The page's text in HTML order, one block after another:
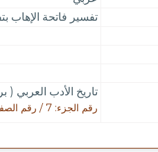
تفسير فاتحة الإهاب
تاريخ الأدب العربي (
رقم الجزء: 7 / رقم الصفحة: 109